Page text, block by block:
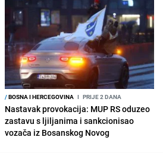
/BOSNA I HERCEGOVINA I PRIJE 2 DANA
Nastavak provokacija: MUP RS oduzeo
zastavu s ljiljanima i sankcionisao
vozača iz Bosanskog Novog